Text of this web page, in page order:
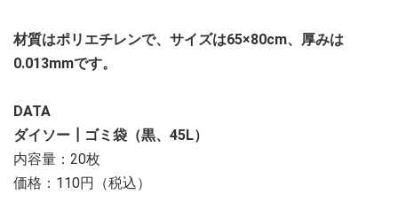
材質はポリエチレンで、サイズは65×80cm、厚みは
0.013mmです。
DATA
ダイソー┃ゴミ袋（黒、45L）
内容量：20枚
価格：110円（税込）